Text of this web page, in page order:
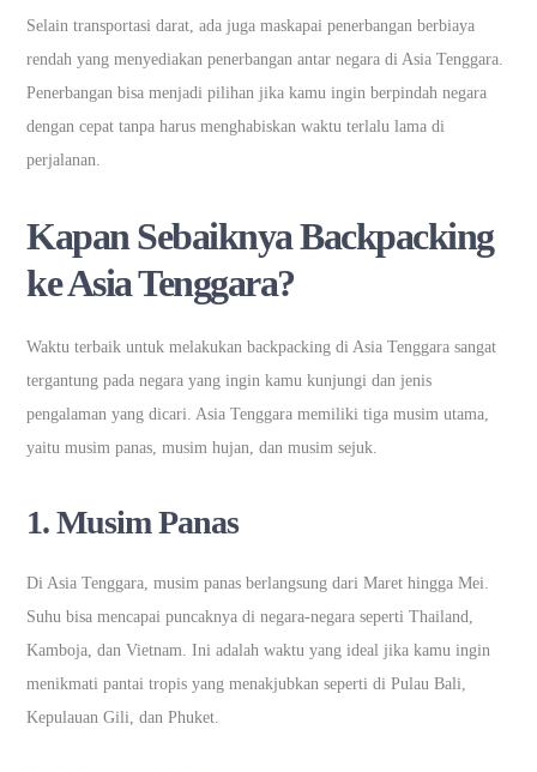
Selain transportasi darat, ada juga maskapai penerbangan berbiaya
rendah yang menyediakan penerbangan antar negara di Asia Tenggara.
Penerbangan bisa menjadi pilihan jika kamu ingin berpindah negara
dengan cepat tanpa harus menghabiskan waktu terlalu lama di
perjalanan.
Kapan Sebaiknya Backpacking
ke Asia Tenggara?
Waktu terbaik untuk melakukan backpacking di Asia Tenggara sangat
tergantung pada negara yang ingin kamu kunjungi dan jenis
pengalaman yang dicari. Asia Tenggara memiliki tiga musim utama,
yaitu musim panas, musim hujan, dan musim sejuk.
1.Musim Panas
Di Asia Tenggara, musim panas berlangsung dari Maret hingga Mei.
Suhu bisa mencapai puncaknya di negara-negara seperti Thailand,
Kamboja, dan Vietnam. Ini adalah waktu yang ideal jika kamu ingin
menikmati pantai tropis yang menakjubkan seperti di Pulau Bali,
Kepulauan Gili, dan Phuket.